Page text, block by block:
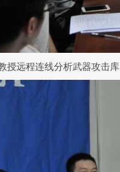
授远程连线分析武器攻击库